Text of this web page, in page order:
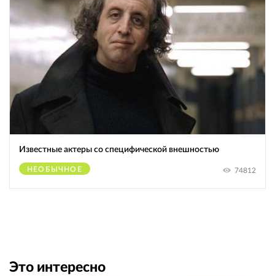
Известные актеры со специфической внешностью
НЕОБЫЧНОЕ 74812
Это интересно